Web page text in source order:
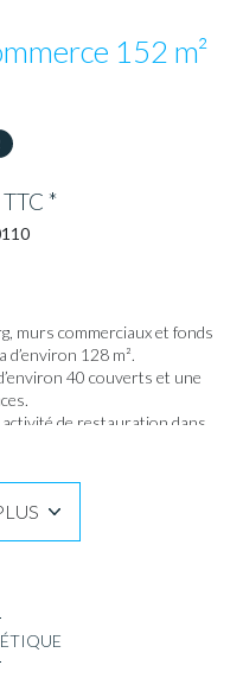
Murs et fonds de commerce 152 m²
*
murs commerciaux et fonds
d’environ 128 m².
40 couverts et une
de restauration dans